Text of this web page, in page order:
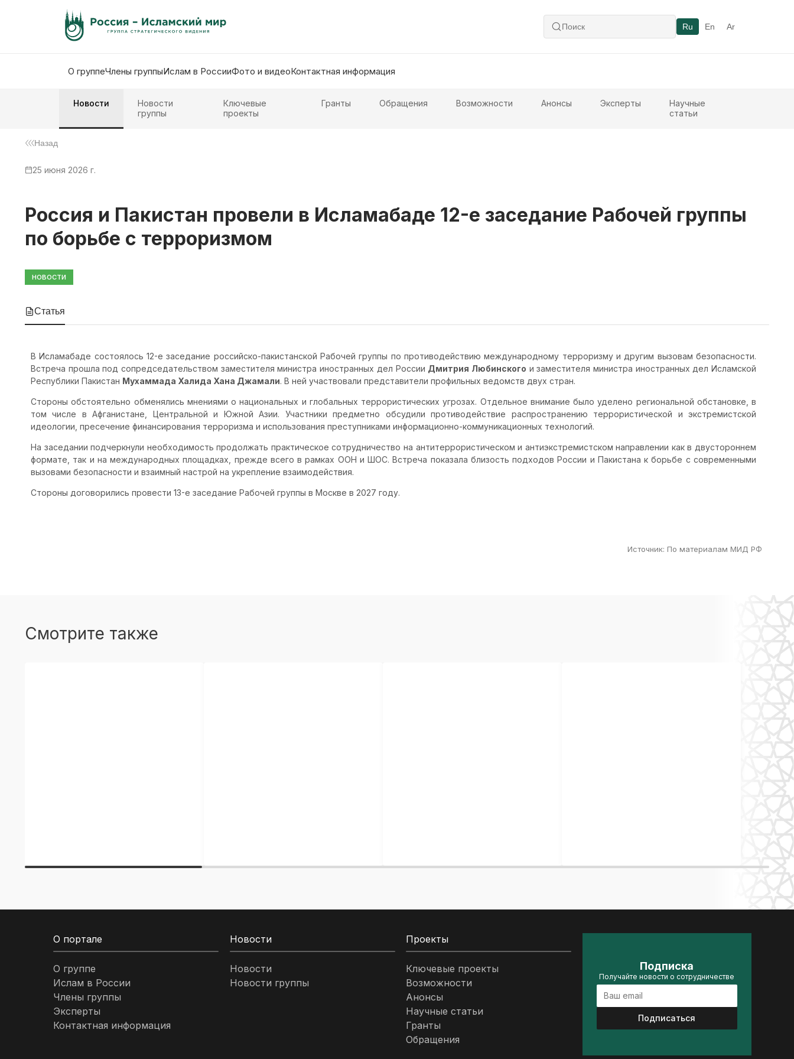
Ru En Ar
О группеЧлены группыИслам в РоссииФото и видеоКонтактная информация
Новости
Новости
группы
Ключевые
проекты
Гранты Обращения Возможности Анонсы Эксперты
Научные
статьи
Назад
25 июня 2026 г.
Россия и Пакистан провели в Исламабаде 12-е заседание Рабочей группы
по борьбе с терроризмом
НОВОСТИ
Статья
В Исламабаде состоялось 12-е заседание российско-пакистанской Рабочей группы по противодействию международному терроризму и другим вызовам безопасности.
Встреча прошла под сопредседательством заместителя министра иностранных дел России Дмитрия Любинского и заместителя министра иностранных дел Исламской
Республики Пакистан Мухаммада Халида Хана Джамали. В ней участвовали представители профильных ведомств двух стран.
Стороны обстоятельно обменялись мнениями о национальных и глобальных террористических угрозах. Отдельное внимание было уделено региональной обстановке, в
том числе в Афганистане, Центральной и Южной Азии. Участники предметно обсудили противодействие распространению террористической и экстремистской
идеологии, пресечение финансирования терроризма и использования преступниками информационно-коммуникационных технологий.
На заседании подчеркнули необходимость продолжать практическое сотрудничество на антитеррористическом и антиэкстремистском направлении как в двустороннем
формате, так и на международных площадках, прежде всего в рамках ООН и ШОС. Встреча показала близость подходов России и Пакистана к борьбе с современными
вызовами безопасности и взаимный настрой на укрепление взаимодействия.
Стороны договорились провести 13-е заседание Рабочей группы в Москве в 2027 году.
Источник: По материалам МИД РФ
Смотрите также
О портале
О группе
Ислам в России
Члены группы
Эксперты
Контактная информация
Новости
Новости
Новости группы
Проекты
Ключевые проекты
Возможности
Анонсы
Научные статьи
Гранты
Обращения
Подписка
Получайте новости о сотрудничестве
Подписаться